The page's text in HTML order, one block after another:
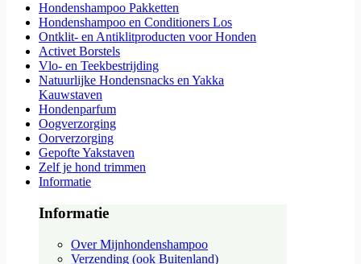
Hondenshampoo Pakketten
Hondenshampoo en Conditioners Los
Ontklit- en Antiklitproducten voor Honden
Activet Borstels
Vlo- en Teekbestrijding
Natuurlijke Hondensnacks en Yakka
Kauwstaven
Hondenparfum
Oogverzorging
Oorverzorging
Gepofte Yakstaven
Zelf je hond trimmen
Informatie
Informatie
Over Mijnhondenshampoo
Verzending (ook Buitenland)